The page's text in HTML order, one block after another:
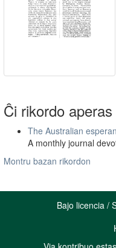
Ĉi rikordo
The Australian
A monthly journal
Montru bazan rikordon
Bajo licencia /